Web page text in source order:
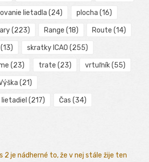
lietadla (24) plocha (16)
(223) Range (18) Route (14)
(13) skratky ICAO (255)
(23) trate (23) vrtuľník(55)
(21)
(217) Čas (34)
2 je nádherné to, že v nej stále žije ten